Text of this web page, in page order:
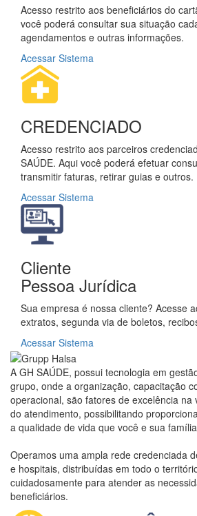
Acesso restrito aos beneficiários do
você poderá consultar sua situação
agendamentos e outras informações.
Acessar Sistema
CREDENCIADO
Acesso restrito aos parceiros
SAÚDE. Aqui você poderá efetuar
transmitir faturas, retirar guias e outros.
Acessar Sistema
Cliente
Pessoa Jurídica
Sua empresa é nossa cliente? Acesse
extratos, segunda via de boletos,
Acessar Sistema
A GH SAÚDE, possui tecnologia em
grupo, onde a organização, capacitação
operacional, são fatores de excelência na
do atendimento, possibilitando
a qualidade de vida que você e sua
Operamos uma ampla rede credenciada
e hospitais, distribuídas em todo o
cuidadosamente para atender as
beneficiários.